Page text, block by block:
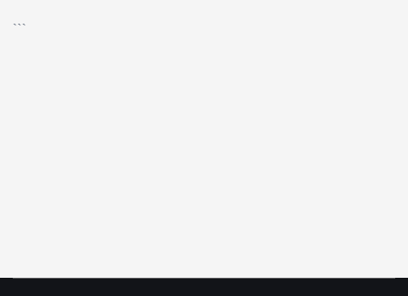
```